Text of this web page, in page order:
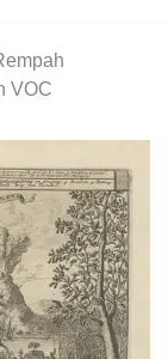
VOC